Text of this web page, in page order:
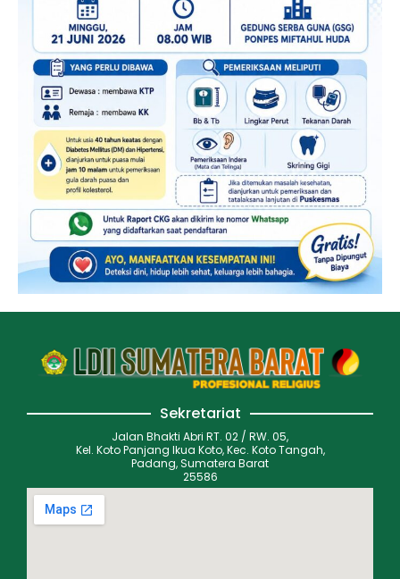
Sekretariat
Jalan Bhakti Abri RT. 02 / RW. 05,
Kel. Koto Panjang Ikua Koto, Kec. Koto Tangah,
Padang, Sumatera Barat
25586